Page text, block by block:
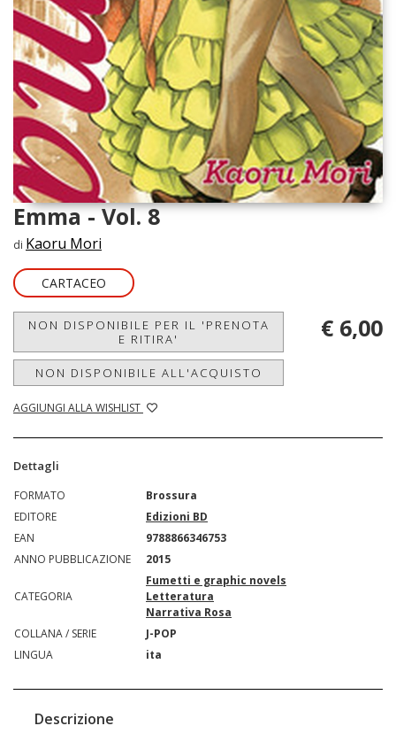
Emma - Vol. 8
di Kaoru Mori
CARTACEO
NON DISPONIBILE PER IL 'PRENOTA
E RITIRA'
NON DISPONIBILE ALL'ACQUISTO
AGGIUNGI ALLA WISHLIST
€ 6,00
Dettagli
FORMATO
Brossura
EDITORE
Edizioni BD
EAN
9788866346753
ANNO PUBBLICAZIONE
2015
CATEGORIA
Fumetti e graphic novels
Letteratura
Narrativa Rosa
COLLANA / SERIE
J-POP
LINGUA
ita
Descrizione